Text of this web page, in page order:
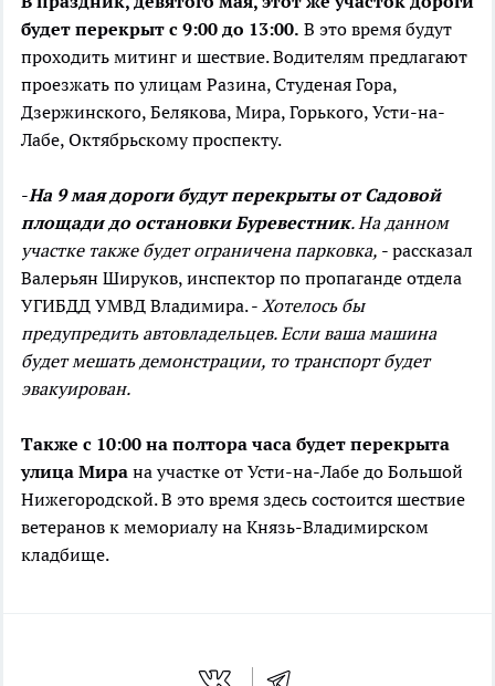
будет перекрыт с 9:00 до 13:00. В это время будут
проходить митинг и шествие. Водителям предлагают
проезжать по улицам Разина, Студеная Гора,
Дзержинского, Белякова, Мира, Горького, Усти-на-
Лабе, Октябрьскому проспекту.
-На 9 мая дороги будут перекрыты от Садовой
площади до остановки Буревестник. На данном
участке также будет ограничена парковка, - рассказал
Валерьян Шируков, инспектор по пропаганде отдела
УГИБДД УМВД Владимира. - Хотелось бы
предупредить автовладельцев. Если ваша машина
будет мешать демонстрации, то транспорт будет
эвакуирован.
Также с 10:00 на полтора часа будет перекрыта
улица Мира на участке от Усти-на-Лабе до Большой
Нижегородской. В это время здесь состоится шествие
ветеранов к мемориалу на Князь-Владимирском
кладбище.